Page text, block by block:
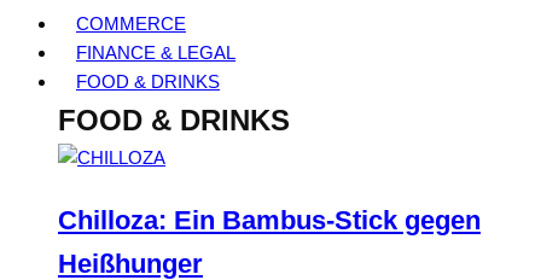
COMMERCE
FINANCE & LEGAL
FOOD & DRINKS
FOOD & DRINKS
Chilloza: Ein Bambus-Stick gegen
Heißhunger